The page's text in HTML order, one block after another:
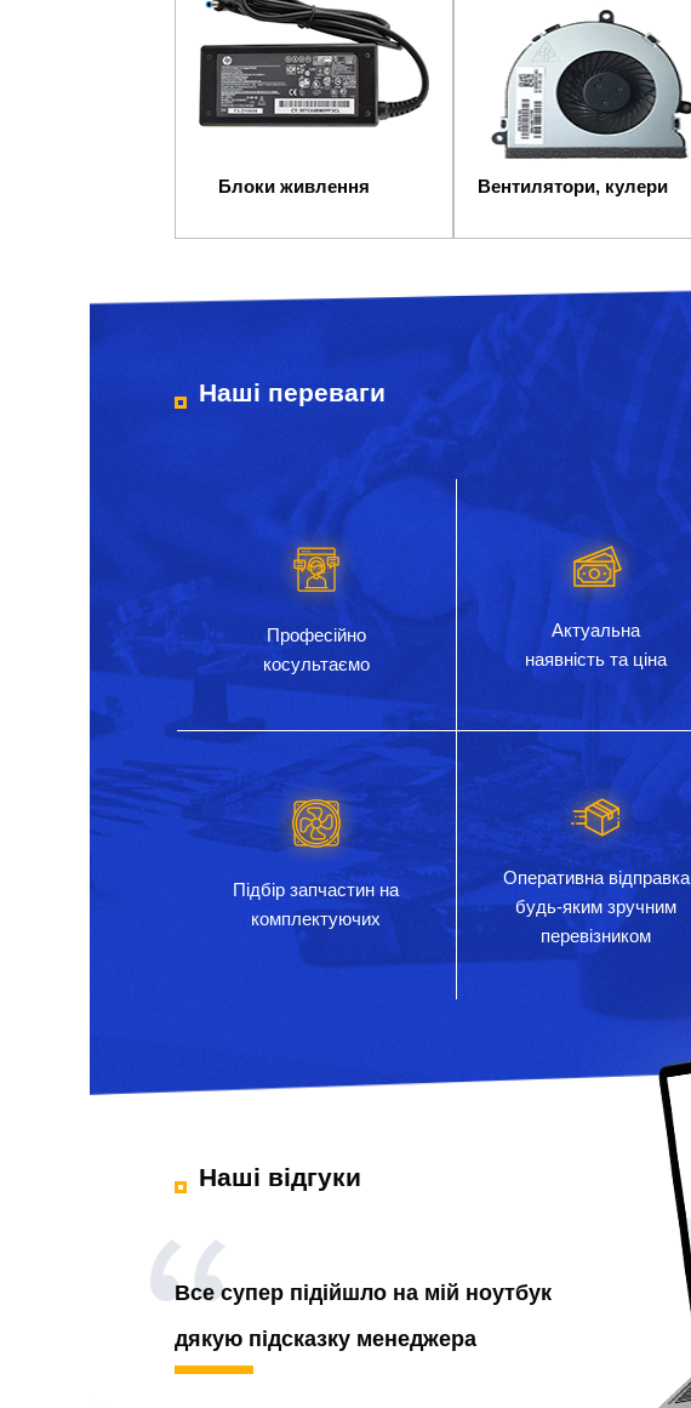
Блоки живлення Вентилятори, кулери
Наші переваги
Професійно
косультаємо
Актуальна
наявність та ціна
Підбір запчастин на
комплектуючих
Оперативна відправка
будь-яким зручним
перевізником
Наші відгуки
Все супер підійшло на мій ноутбук
дякую підсказку менеджера